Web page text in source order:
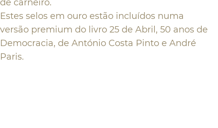
de carneiro.
Estes selos em ouro estão incluídos numa
versão premium do livro 25 de Abril, 50 anos de
Democracia, de António Costa Pinto e André
Paris.